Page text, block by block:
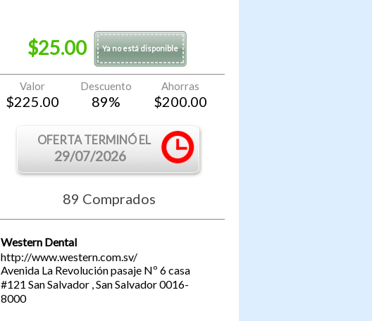
$25.00 Ya no está disponible
Valor
$225.00
Descuento
89%
Ahorras
$200.00
OFERTA TERMINÓ EL
29/07/2026
89 Comprados
Western Dental
http://www.western.com.sv/
Avenida La Revolución pasaje Nº 6 casa
#121 San Salvador,San Salvador0016-
8000